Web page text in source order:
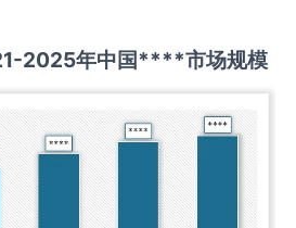
2025年中国****市场规模